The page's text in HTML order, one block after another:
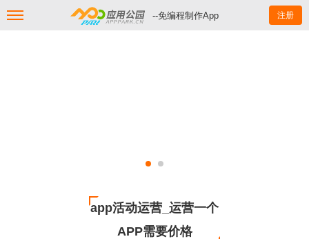
--免编程制作App 注册
app活动运营_运营一个
APP需要价格